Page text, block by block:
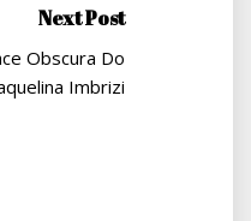
Next Post
Obscura Do
Imbrizi